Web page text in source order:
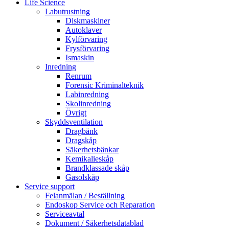
Life Science
Labutrustning
Diskmaskiner
Autoklaver
Kylförvaring
Frysförvaring
Ismaskin
Inredning
Renrum
Forensic Kriminalteknik
Labinredning
Skolinredning
Övrigt
Skyddsventilation
Dragbänk
Dragskåp
Säkerhetsbänkar
Kemikalieskåp
Brandklassade skåp
Gasolskåp
Service support
Felanmälan / Beställning
Endoskop Service och Reparation
Serviceavtal
Dokument / Säkerhetsdatablad